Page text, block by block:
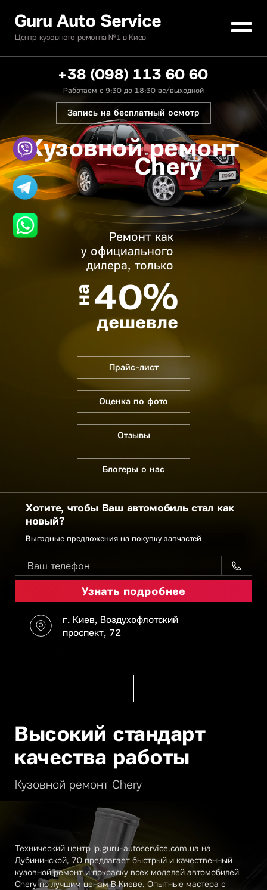
Guru Auto Service
Центр кузовного ремонта №1 в Киев
+38 (098) 113 60 60
Работаем с 9:30 до 18:30 вс/выходной
Запись на бесплатный осмотр
Кузовной ремонт
Chery
Ремонт как
у официального
дилера, только
на 40%
дешевле
Прайс-лист
Оценка по фото
Отзывы
Блогеры о нас
Хотите, чтобы Ваш автомобиль стал как
новый?
Выгодные предложения на покупку запчастей
г. Киев, Воздухофлотский
проспект, 72
Высокий стандарт
качества работы
Кузовной ремонт Chery
Технический центр lp.guru-autoservice.com.ua на
Дубининской, 70 предлагает быстрый и качественный
кузовной ремонт и покраску всех моделей автомобилей
Chery по лучшим ценам В Киеве. Опытные мастера с